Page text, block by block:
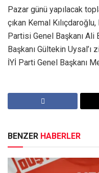
Pazar günü yapılacak
çıkan Kemal
Partisi Genel Başkanı
Başkanı Gültekin Uysal’ı
İYİ Parti Genel Başkanı
BENZER HABERLER